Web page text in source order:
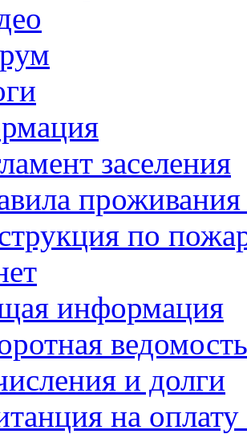
заселения
по
информация
ведомость
и долги
на